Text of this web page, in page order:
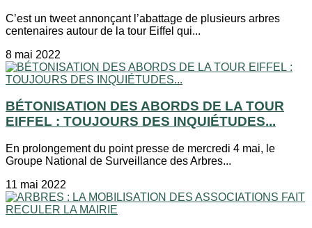
C’est un tweet annonçant l’abattage de plusieurs arbres
centenaires autour de la tour Eiffel qui...
8 mai 2022
BÉTONISATION DES ABORDS DE LA TOUR
EIFFEL : TOUJOURS DES INQUIÉTUDES...
En prolongement du point presse de mercredi 4 mai, le
Groupe National de Surveillance des Arbres...
11 mai 2022